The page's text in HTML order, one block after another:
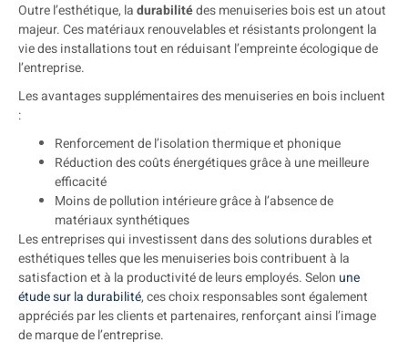
Outre l’esthétique, ladurabilitédes menuiseries bois est un atout
majeur. Ces matériaux renouvelables et résistants prolongent la
vie des installations tout en réduisant l’empreinte écologique de
l’entreprise.
Les avantages supplémentaires des menuiseries en bois incluent
:
Renforcement de l’isolation thermique et phonique
Réduction des coûts énergétiques grâce à une meilleure
efficacité
Moins de pollution intérieure grâce à l’absence de
matériaux synthétiques
Les entreprises qui investissent dans des solutions durables et
esthétiques telles que les menuiseries bois contribuent à la
satisfaction et à la productivité de leurs employés. Selon une
étude sur la durabilité, ces choix responsables sont également
appréciés par les clients et partenaires, renforçant ainsi l’image
de marque de l’entreprise.